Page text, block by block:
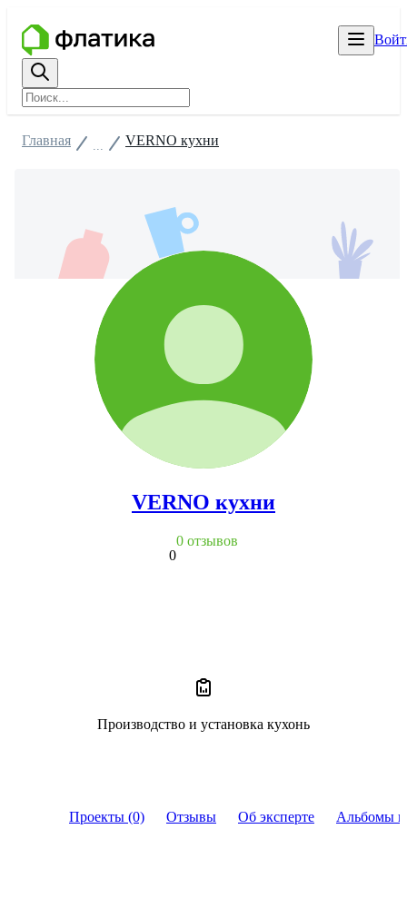
Проекты (0) Отзывы Об эксперте Альбомы
Главная VERNO кухни
VERNO кухни
0
0 отзывов
Производство и установка кухонь